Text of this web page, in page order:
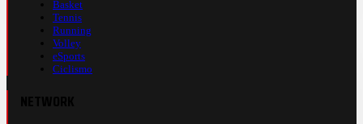
Basket
Tennis
Running
Volley
eSports
Ciclismo